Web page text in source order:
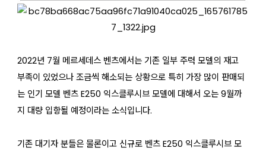
2022년 7월 메르세데스 벤츠에서는 기존 일부 주력 모델의 재고
부족이 있었으나 조금씩 해소되는 상황으로 특히 가장 많이 판매되
는 인기 모델 벤츠 E250 익스클루시브 모델에 대해서 오는 9월까
지 대량 입항될 예정이라는 소식입니다.
기존 대기자 분들은 물론이고 신규로 벤츠 E250 익스클루시브 모